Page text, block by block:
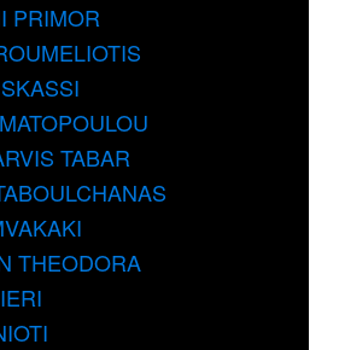
PRIMOR
TABAR
THEODORA